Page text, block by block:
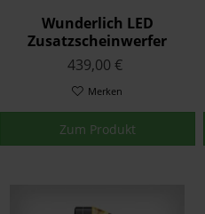
Wunderlich LED
Zusatzscheinwerfer
ATON für
Schutzbügelmontage
439,00 €
Merken
Zum Produkt